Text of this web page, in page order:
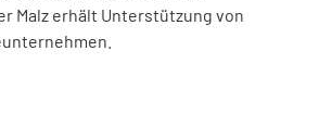
Malz erhält Unterstützung von